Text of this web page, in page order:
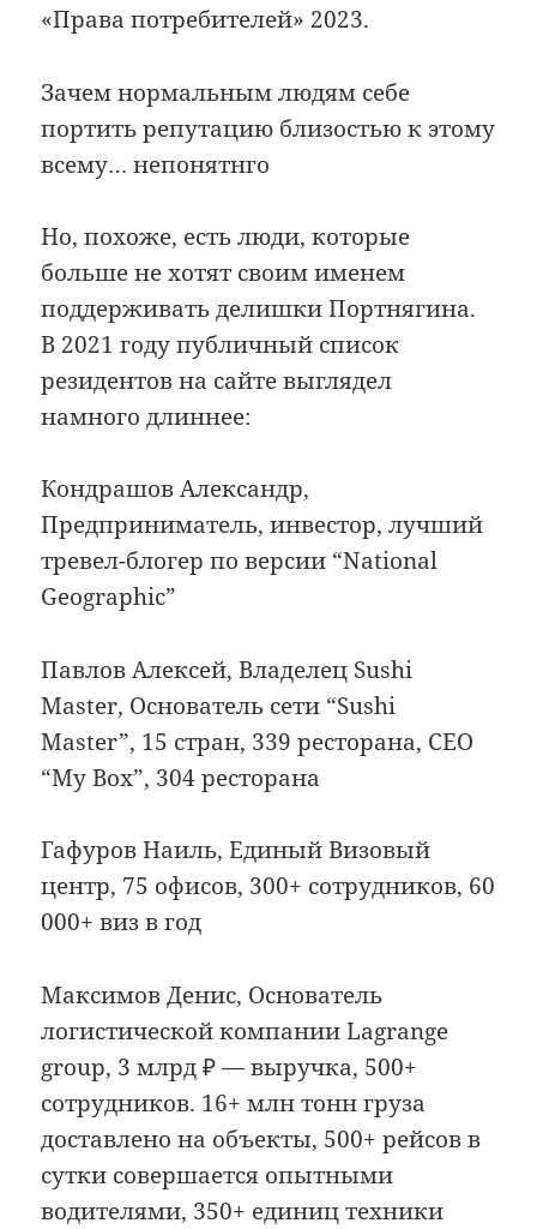
«Права потребителей» 2023.
Зачем нормальным людям себе
портить репутацию близостью к этому
всему… непонятнго
Но, похоже, есть люди, которые
больше не хотят своим именем
поддерживать делишки Портнягина.
В 2021 году публичный список
резидентов на сайте выглядел
намного длиннее:
Кондрашов Александр,
Предприниматель, инвестор, лучший
тревел-блогер по версии “National
Geographic”
Павлов Алексей, Владелец Sushi
Master, Основатель сети “Sushi
Master”, 15 стран, 339 ресторана, CEO
“My Box”, 304 ресторана
Гафуров Наиль, Единый Визовый
центр, 75 офисов, 300+ сотрудников, 60
000+ виз в год
Максимов Денис, Основатель
логистической компании Lagrange
group, 3 млрд ₽ — выручка, 500+
сотрудников. 16+ млн тонн груза
доставлено на объекты, 500+ рейсов в
сутки совершается опытными
водителями, 350+ единиц техники